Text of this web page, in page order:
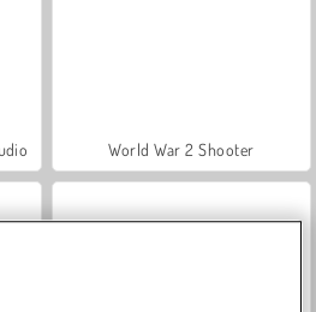
World War 2 Shooter